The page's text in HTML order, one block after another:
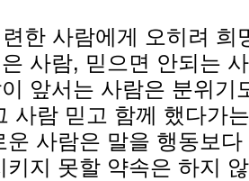
한 사람에게 오히려 희
사람, 믿으면 안되는
앞서는 사람은 분위기
사람 믿고 함께 했다가
운 사람은 말을 행동보
지 못할 약속은 하지